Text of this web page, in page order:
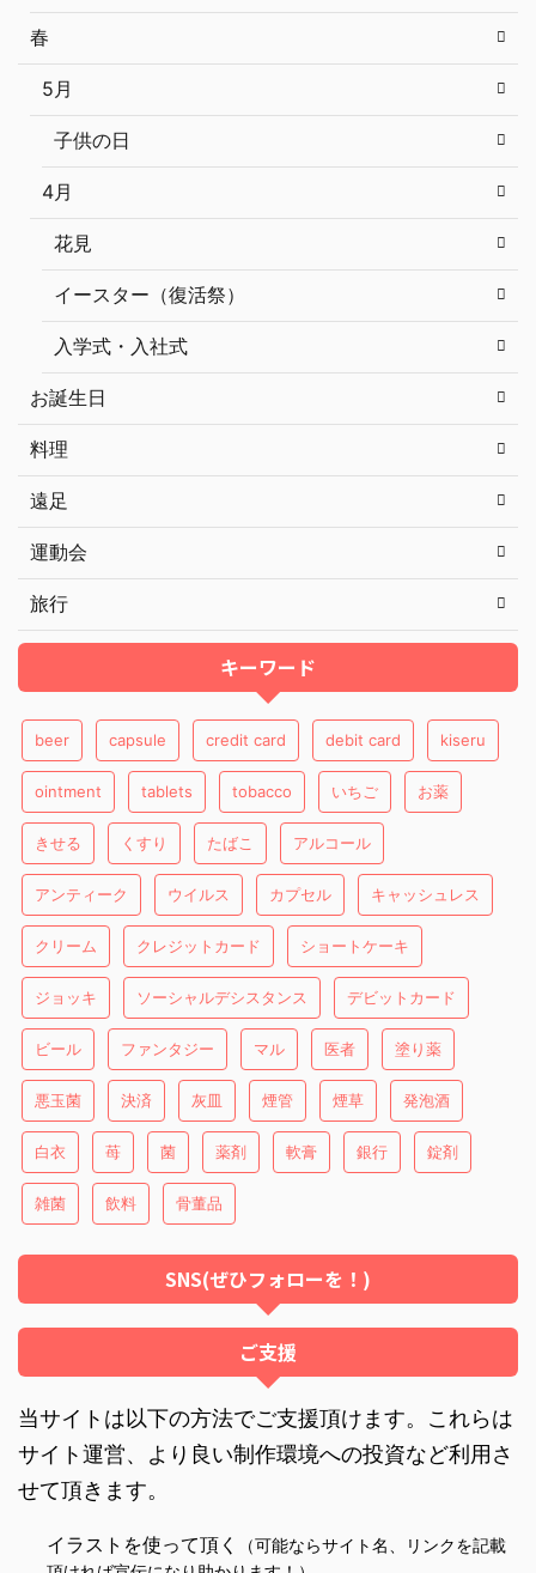
春
5月
子供の日
4月
花見
イースター（復活祭）
入学式・入社式
お誕生日
料理
遠足
運動会
旅行
キーワード
beer capsule credit card debit card kiseru
ointment tablets tobacco いちご お薬
きせる くすり たばこ アルコール
アンティーク ウイルス カプセル キャッシュレス
クリーム クレジットカード ショートケーキ
ジョッキ ソーシャルデシスタンス デビットカード
ビール ファンタジー マル 医者 塗り薬
悪玉菌 決済 灰皿 煙管 煙草 発泡酒
白衣 苺 菌 薬剤 軟膏 銀行 錠剤
雑菌 飲料 骨董品
SNS(ぜひフォローを！)
ご支援
当サイトは以下の方法でご支援頂けます。これらは
サイト運営、より良い制作環境への投資など利用さ
せて頂きます。
イラストを使って頂く
（可能ならサイト名、リンクを記載